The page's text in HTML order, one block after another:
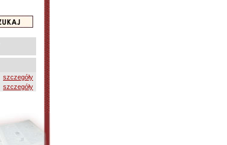
szczegóły
szczegóły